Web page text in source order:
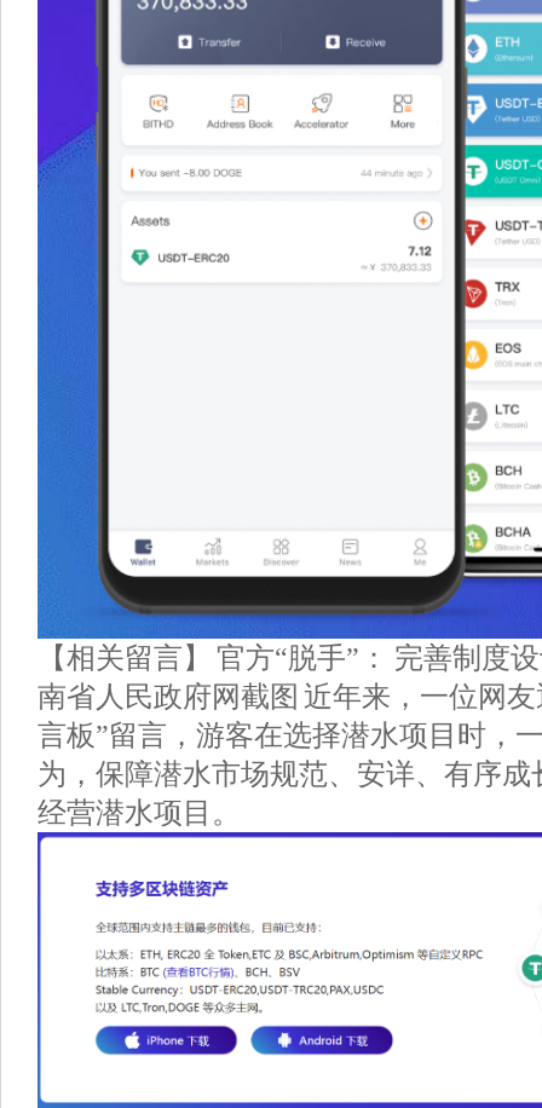
【相关留言】 官方“脱手”： 完善制度
南省人民政府网截图 近年来，一位网
言板”留言，游客在选择潜水项目时，
为，保障潜水市场规范、安详、有序
经营潜水项目。